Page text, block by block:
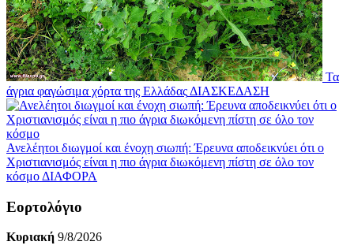
Τα
άγρια φαγώσιμα χόρτα της Ελλάδας ΔΙΑΣΚΕΔΑΣΗ
Ανελέητοι διωγμοί και ένοχη σιωπή: Έρευνα αποδεικνύει ότι ο
Χριστιανισμός είναι η πιο άγρια διωκόμενη πίστη σε όλο τον
κόσμο ΔΙΑΦΟΡΑ
Εορτολόγιο
Κυριακή 9/8/2026